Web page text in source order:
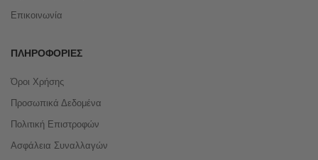
Επικοινωνία
ΠΛΗΡΟΦΟΡΊΕΣ
Όροι Χρήσης
Προσωπικά Δεδομένα
Πολιτική Επιστροφών
Ασφάλεια Συναλλαγών